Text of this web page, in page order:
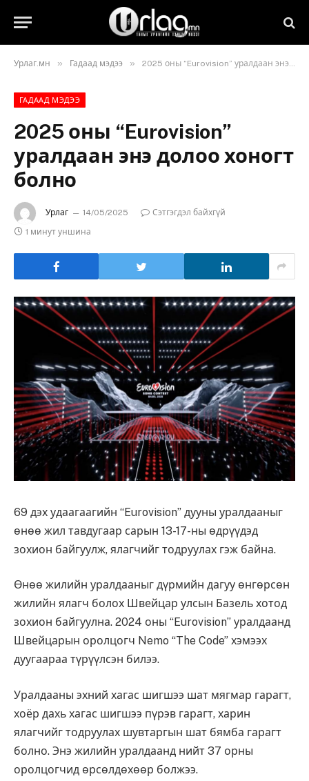
Урлаг.мн » Гадаад мэдээ » 2025 оны “Eurovision” уралдаан энэ долоо хоногт болно
ГАДААД МЭДЭЭ
2025 оны “Eurovision”
уралдаан энэ долоо хоногт
болно
Урлаг 14/05/2025
Сэтгэгдэл байхгүй
1 минут уншина
69 дэх удаагаагийн “Eurovision” дууны уралдааныг
өнөө жил тавдугаар сарын 13-17-ны өдрүүдэд
зохион байгуулж, ялагчийг тодруулах гэж байна.
Өнөө жилийн уралдааныг дүрмийн дагуу өнгөрсөн
жилийн ялагч болох Швейцар улсын Базель хотод
зохион байгуулна. 2024 оны “Eurovision” уралдаанд
Швейцарын оролцогч Nemo “The Code” хэмээх
дуугаараа түрүүлсэн билээ.
Уралдааны эхний хагас шигшээ шат мягмар гарагт,
хоёр дахь хагас шигшээ пүрэв гарагт, харин
ялагчийг тодруулах шувтаргын шат бямба гарагт
болно. Энэ жилийн уралдаанд нийт 37 орны
оролцогчид өрсөлдөхөөр болжээ.